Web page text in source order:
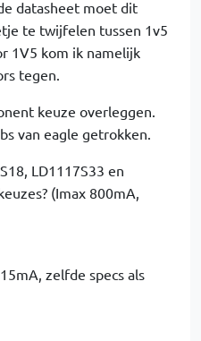
datasheet moet dit
te twijfelen tussen 1v5
1V5 kom ik namelijk
tegen.
keuze overleggen.
van eagle getrokken.
LD1117S33 en
(Imax 800mA,
zelfde specs als